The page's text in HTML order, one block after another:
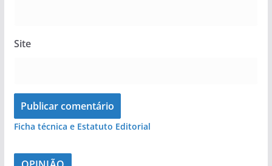
Site
Ficha técnica e Estatuto Editorial